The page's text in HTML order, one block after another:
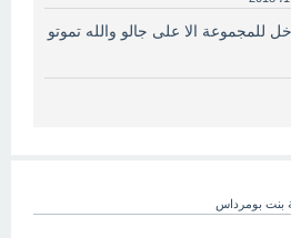
للمجموعة الا على جالو والله تموتو
بنت بومرداس